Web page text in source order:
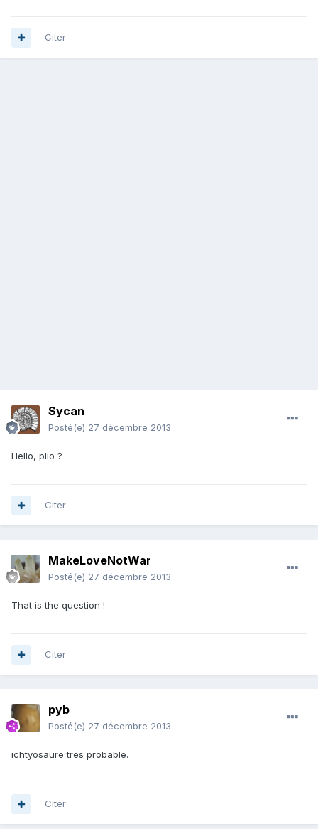
Citer
Sycan
Posté(e) 27 décembre 2013
Hello, plio ?
Citer
MakeLoveNotWar
Posté(e) 27 décembre 2013
That is the question !
Citer
pyb
Posté(e) 27 décembre 2013
ichtyosaure tres probable.
Citer